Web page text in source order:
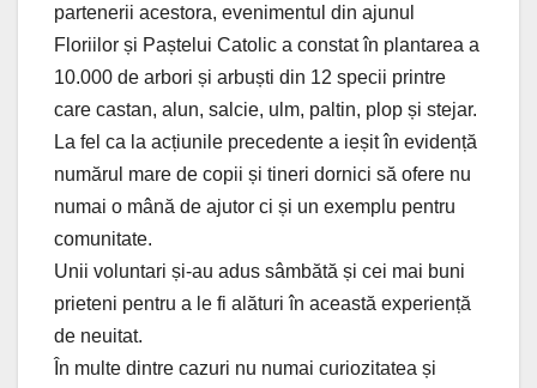
partenerii acestora, evenimentul din ajunul
Floriilor și Paștelui Catolic a constat în plantarea a
10.000 de arbori și arbuști din 12 specii printre
care castan, alun, salcie, ulm, paltin, plop și stejar.
La fel ca la acțiunile precedente a ieșit în evidență
numărul mare de copii și tineri dornici să ofere nu
numai o mână de ajutor ci și un exemplu pentru
comunitate.
Unii voluntari și-au adus sâmbătă și cei mai buni
prieteni pentru a le fi alături în această experiență
de neuitat.
În multe dintre cazuri nu numai curiozitatea și